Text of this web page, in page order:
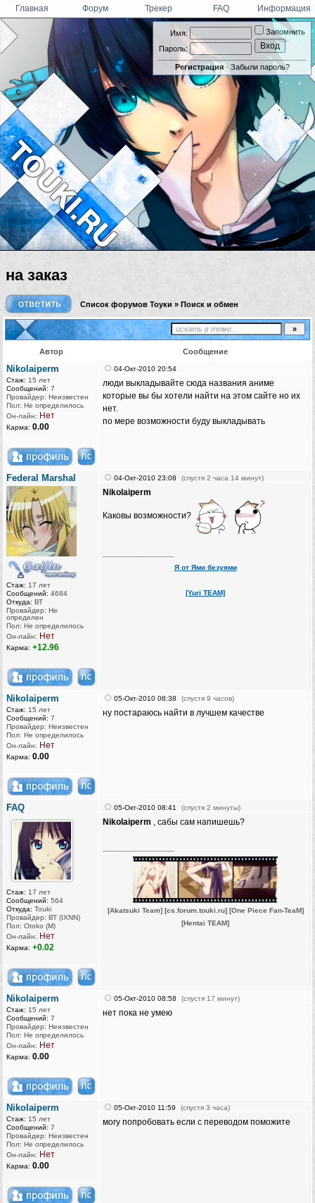
Имя:
Пароль:
Запомнить
Регистрация· Забыли пароль?
Главная Форум Трекер FAQ Информация
на заказ
Список форумов Тоуки » Поиск и обмен
Автор Сообщение
Nikolaiperm
Стаж: 15 лет
Сообщений: 7
Провайдер: Неизвестен
Пол: Не определилось
Он-лайн: Нет
Карма: 0.00
04-Окт-2010 20:54
люди выкладывайте сюда названия аниме
которые вы бы хотели найти на этом сайте но их
нет.
по мере возможности буду выкладывать
Federal Marshal
Стаж: 17 лет
Сообщений: 4684
Откуда: ВТ
Провайдер: Не
определен
Пол: Не определилось
Он-лайн: Нет
Карма: +12.96
04-Окт-2010 23:08 (спустя 2 часа 14 минут)
Nikolaiperm
Каковы возможности?
Я от Ями безуями
[Yuri TEAM]
Nikolaiperm
Стаж: 15 лет
Сообщений: 7
Провайдер: Неизвестен
Пол: Не определилось
Он-лайн: Нет
Карма: 0.00
05-Окт-2010 08:38 (спустя 9 часов)
ну постараюсь найти в лучшем качестве
FAQ
Стаж: 17 лет
Сообщений: 564
Откуда: Touki
Провайдер: ВТ (IXNN)
Пол: Otoko (M)
Он-лайн: Нет
Карма: +0.02
05-Окт-2010 08:41 (спустя 2 минуты)
Nikolaiperm , сабы сам напишешь?
[Akatsuki Team] [cs.forum.touki.ru] [One Piece Fan-TeaM]
[Hentai TEAM]
Nikolaiperm
Стаж: 15 лет
Сообщений: 7
Провайдер: Неизвестен
Пол: Не определилось
Он-лайн: Нет
Карма: 0.00
05-Окт-2010 08:58 (спустя 17 минут)
нет пока не умею
Nikolaiperm
Стаж: 15 лет
Сообщений: 7
Провайдер: Неизвестен
Пол: Не определилось
Он-лайн: Нет
Карма: 0.00
05-Окт-2010 11:59 (спустя 3 часа)
могу попробовать если с переводом поможите